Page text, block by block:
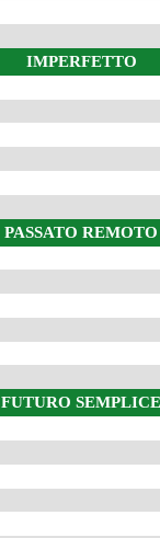
IMPERFETTO
PASSATO REMOTO
FUTURO SEMPLICE